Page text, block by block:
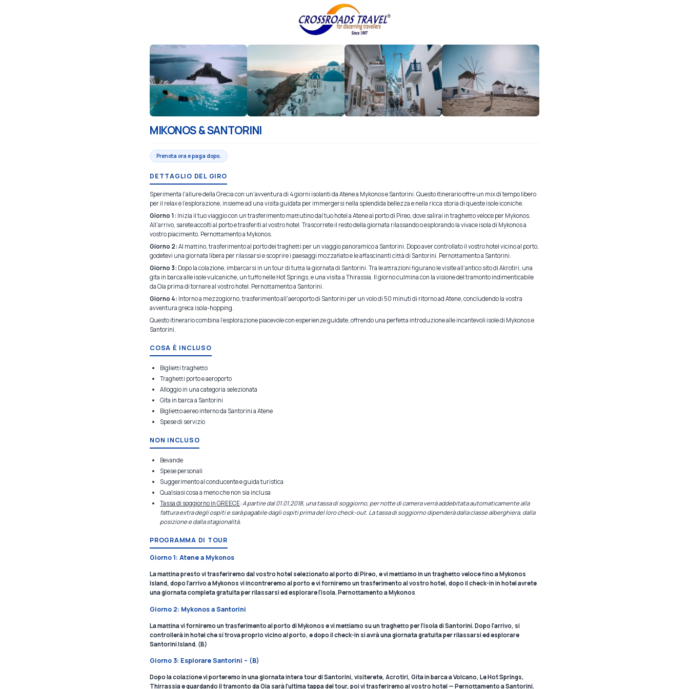
MIKONOS & SANTORINI
Prenota ora e paga dopo.
DETTAGLIO DEL GIRO
Sperimenta l'allure della Grecia con un'avventura di 4 giorni isolanti da Atene a Mykonos e Santorini. Questo itinerario offre un mix di tempo libero
per il relax e l'esplorazione, insieme ad una visita guidata per immergersi nella splendida bellezza e nella ricca storia di queste isole iconiche.
Giorno 1: Inizia il tuo viaggio con un trasferimento mattutino dal tuo hotel a Atene al porto di Pireo, dove salirai in traghetto veloce per Mykonos.
All'arrivo, sarete accolti al porto e trasferiti al vostro hotel. Trascorrete il resto della giornata rilassando o esplorando la vivace isola di Mykonos a
vostro piacimento. Pernottamento a Mykonos.
Giorno 2:Al mattino, trasferimento al porto dei traghetti per un viaggio panoramico a Santorini. Dopo aver controllato il vostro hotel vicino al porto,
godetevi una giornata libera per rilassarsi e scoprire i paesaggi mozzafiato e le affascinanti città di Santorini. Pernottamento a Santorini.
Giorno 3: Dopo la colazione, imbarcarsi in un tour di tutta la giornata di Santorini. Tra le attrazioni figurano le visite all'antico sito di Akrotiri, una
gita in barca alle isole vulcaniche, un tuffo nelle Hot Springs, e una visita a Thirassia. Il giorno culmina con la visione del tramonto indimenticabile
da Oia prima di tornare al vostro hotel. Pernottamento a Santorini.
Giorno 4: Intorno a mezzogiorno, trasferimento all'aeroporto di Santorini per un volo di 50 minuti di ritorno ad Atene, concludendo la vostra
avventura greca isola-hopping.
Questo itinerario combina l'esplorazione piacevole con esperienze guidate, offrendo una perfetta introduzione alle incantevoli isole di Mykonos e
Santorini.
COSA È INCLUSO
Biglietti traghetto
Traghetti porto e aeroporto
Alloggio in una categoria selezionata
Gita in barca a Santorini
Biglietto aereo interno da Santorini a Atene
Spese di servizio
NON INCLUSO
Bevande
Spese personali
Suggerimento al conducente e guida turistica
Qualsiasi cosa a meno che non sia inclusa
Tassa di soggiorno in GREECE: A partire dal 01.01.2018, una tassa di soggiorno, per notte di camera verrà addebitata automaticamente alla
fattura extra degli ospiti e sarà pagabile dagli ospiti prima del loro check-out. La tassa di soggiorno dipenderà dalla classe alberghiera, dalla
posizione e dalla stagionalità.
PROGRAMMA DI TOUR
Giorno 1: Atene a Mykonos
La mattina presto vi trasferiremo dal vostro hotel selezionato al porto di Pireo, e vi mettiamo in un traghetto veloce fino a Mykonos
Island, dopo l'arrivo a Mykonos vi incontreremo al porto e vi forniremo un trasferimento al vostro hotel, dopo il check-in in hotel avrete
una giornata completa gratuita per rilassarsi ed esplorare l'isola. Pernottamento a Mykonos
Giorno 2: Mykonos a Santorini
La mattina vi forniremo un trasferimento al porto di Mykonos e vi mettiamo su un traghetto per l'isola di Santorini. Dopo l'arrivo, si
controllerà in hotel che si trova proprio vicino al porto, e dopo il check-in si avrà una giornata gratuita per rilassarsi ed esplorare
Santorini Island. (B)
Giorno 3: Esplorare Santorini – (B)
Dopo la colazione vi porteremo in una giornata intera tour di Santorini, visiterete, Acrotiri, Gita in barca a Volcano, Le Hot Springs,
Thirrassia e guardando il tramonto da Oia sarà l'ultima tappa del tour, poi vi trasferiremo al vostro hotel — Pernottamento a Santorini.